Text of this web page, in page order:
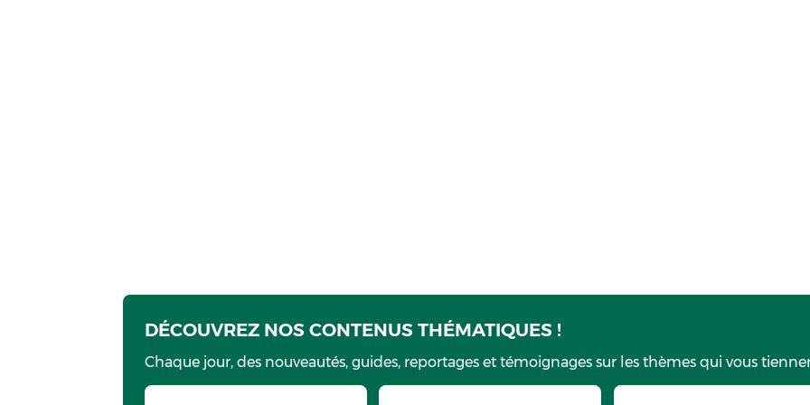
DÉCOUVREZ NOS CONTENUS THÉMATIQUES !
Chaque jour, des nouveautés, guides, reportages et témoignages sur les thèmes qui vous